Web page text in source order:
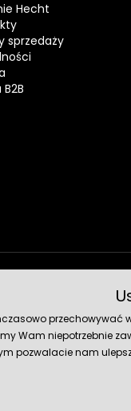
Hecht
sprzedaży
przechowywać
Wam niepotrzebnie
pozwalacie nam